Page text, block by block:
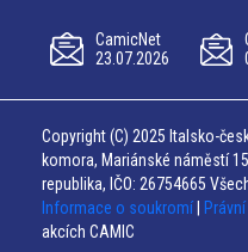
CamicNet
23.07.2026
Copyright (C) 2025 Italsko-
komora, Mariánské náměstí
republika, IČO: 26754665
Informace o soukromí
akcích CAMIC